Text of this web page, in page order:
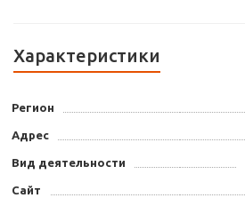
Характеристики
Регион
Адрес
Вид деятельности
Сайт